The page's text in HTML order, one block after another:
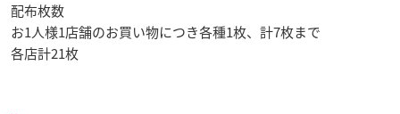
配布枚数
お1人様1店舗のお買い物につき各種1枚、計7枚まで
各店計21枚